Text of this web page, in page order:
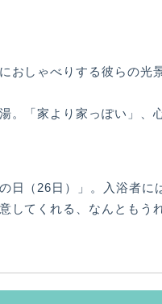
おしゃべりする彼らの光
。「家より家っぽい」、
日（26日）」。入浴者に
してくれる、なんともう